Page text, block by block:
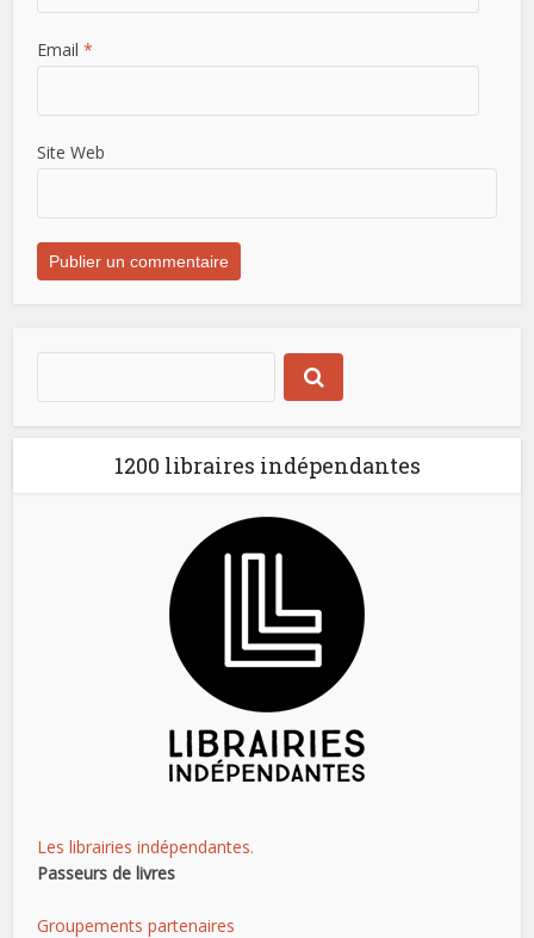
Email *
Site Web
1200 libraires indépendantes
Les librairies indépendantes.
Passeurs de livres
Groupements partenaires